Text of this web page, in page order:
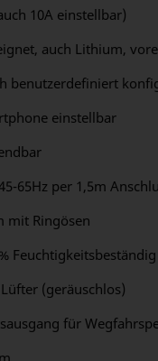
10A einstellbar)
auch Lithium,
benutzerdefiniert
einstellbar
65Hz per 1,5m
mit Ringösen
Feuchtigkeitsbeständig
(geräuschlos)
für